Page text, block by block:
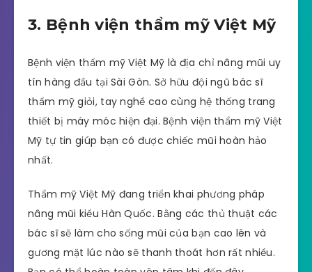
3. Bệnh viện thẩm mỹ Việt Mỹ
Bệnh viện thẩm mỹ Việt Mỹ là địa chỉ nâng mũi uy
tín hàng đầu tại Sài Gòn. Sở hữu đội ngũ bác sĩ
thẩm mỹ giỏi, tay nghề cao cùng hệ thống trang
thiết bị máy móc hiện đại. Bệnh viện thẩm mỹ Việt
Mỹ tự tin giúp bạn có được chiếc mũi hoàn hảo
nhất.
Thẩm mỹ Việt Mỹ đang triển khai phương pháp
nâng mũi kiểu Hàn Quốc. Bằng các thủ thuật các
bác sĩ sẽ làm cho sống mũi của bạn cao lên và
gương mặt lúc nào sẽ thanh thoát hơn rất nhiều.